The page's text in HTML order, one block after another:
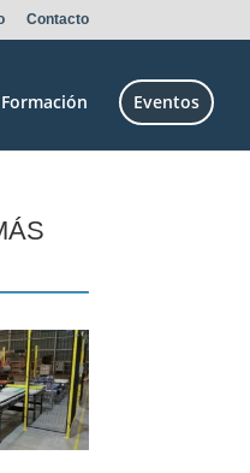
Contacto
Formación Eventos